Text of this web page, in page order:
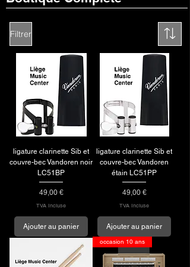
Filtrer
ligature clarinette Sib et
couvre-bec Vandoren noir
LC51BP
Prix
49,00 €
TVA Incluse
Ajouter au panier
ligature clarinette Sib et
couvre-bec Vandoren
étain LC51PP
Prix
49,00 €
TVA Incluse
Ajouter au panier
occasion 10 ans